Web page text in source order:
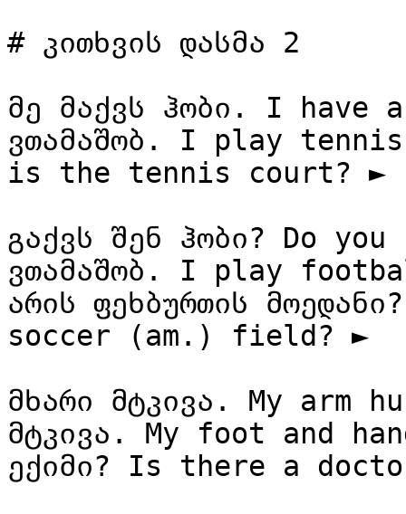
# კითხვის დასმა 2
მე მაქვს ჰობი. I have
ვთამაშობ. I play
is the tennis court? ►
გაქვს შენ ჰობი? Do
ვთამაშობ. I play
არის ფეხბურთის
soccer (am.) field? ►
მხარი მტკივა. My arm
მტკივა. My foot and
ექიმი? Is there a